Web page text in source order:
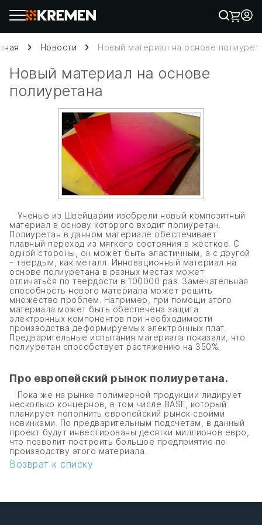
Новости Новый материал на основе
Новый материал на основе
полиуретана
Ученые из Швейцарии изобрели новый композитный
материал в основу которого входит полиуретан.
Полиуретан в данном материале обеспечивает
плавный переход из мягкого состояния в жесткое. C
одной стороны, он может быть эластичным, а с другой
– твердым, как металл. Инновационный материал на
основе полиуретана в разных местах может
отличаться по твердости в 100000 раз. Замечательная
способность нового материала может решить
множество проблем. Например, при помощи этого
материала может быть обеспечена защита
электронных компонентов при необходимости
производства деформируемых электронных плат.
Предварительные испытания материала показали, что
полиуретан способствует растяжению на 350%.
Про европейский рынок полиуретана.
Пока же на рынке полимерной продукции лидирует
несколько концернов, в том числе BASF, который
планирует пополнить европейский рынок своими
новинками. По предварительным подсчетам, в данный
проект будут инвестированы десятки миллионов евро,
что позволит построить большое предприятие по
производству этого материала.
Возврат к списку